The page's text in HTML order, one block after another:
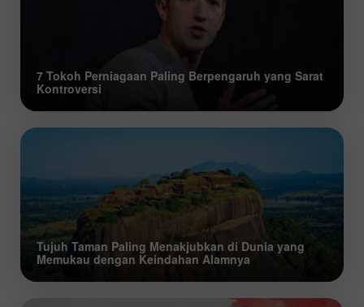
7 Tokoh Perniagaan Paling Berpengaruh yang Sarat
Kontroversi
Tujuh Taman Paling Menakjubkan di Dunia yang
Memukau dengan Keindahan Alamnya